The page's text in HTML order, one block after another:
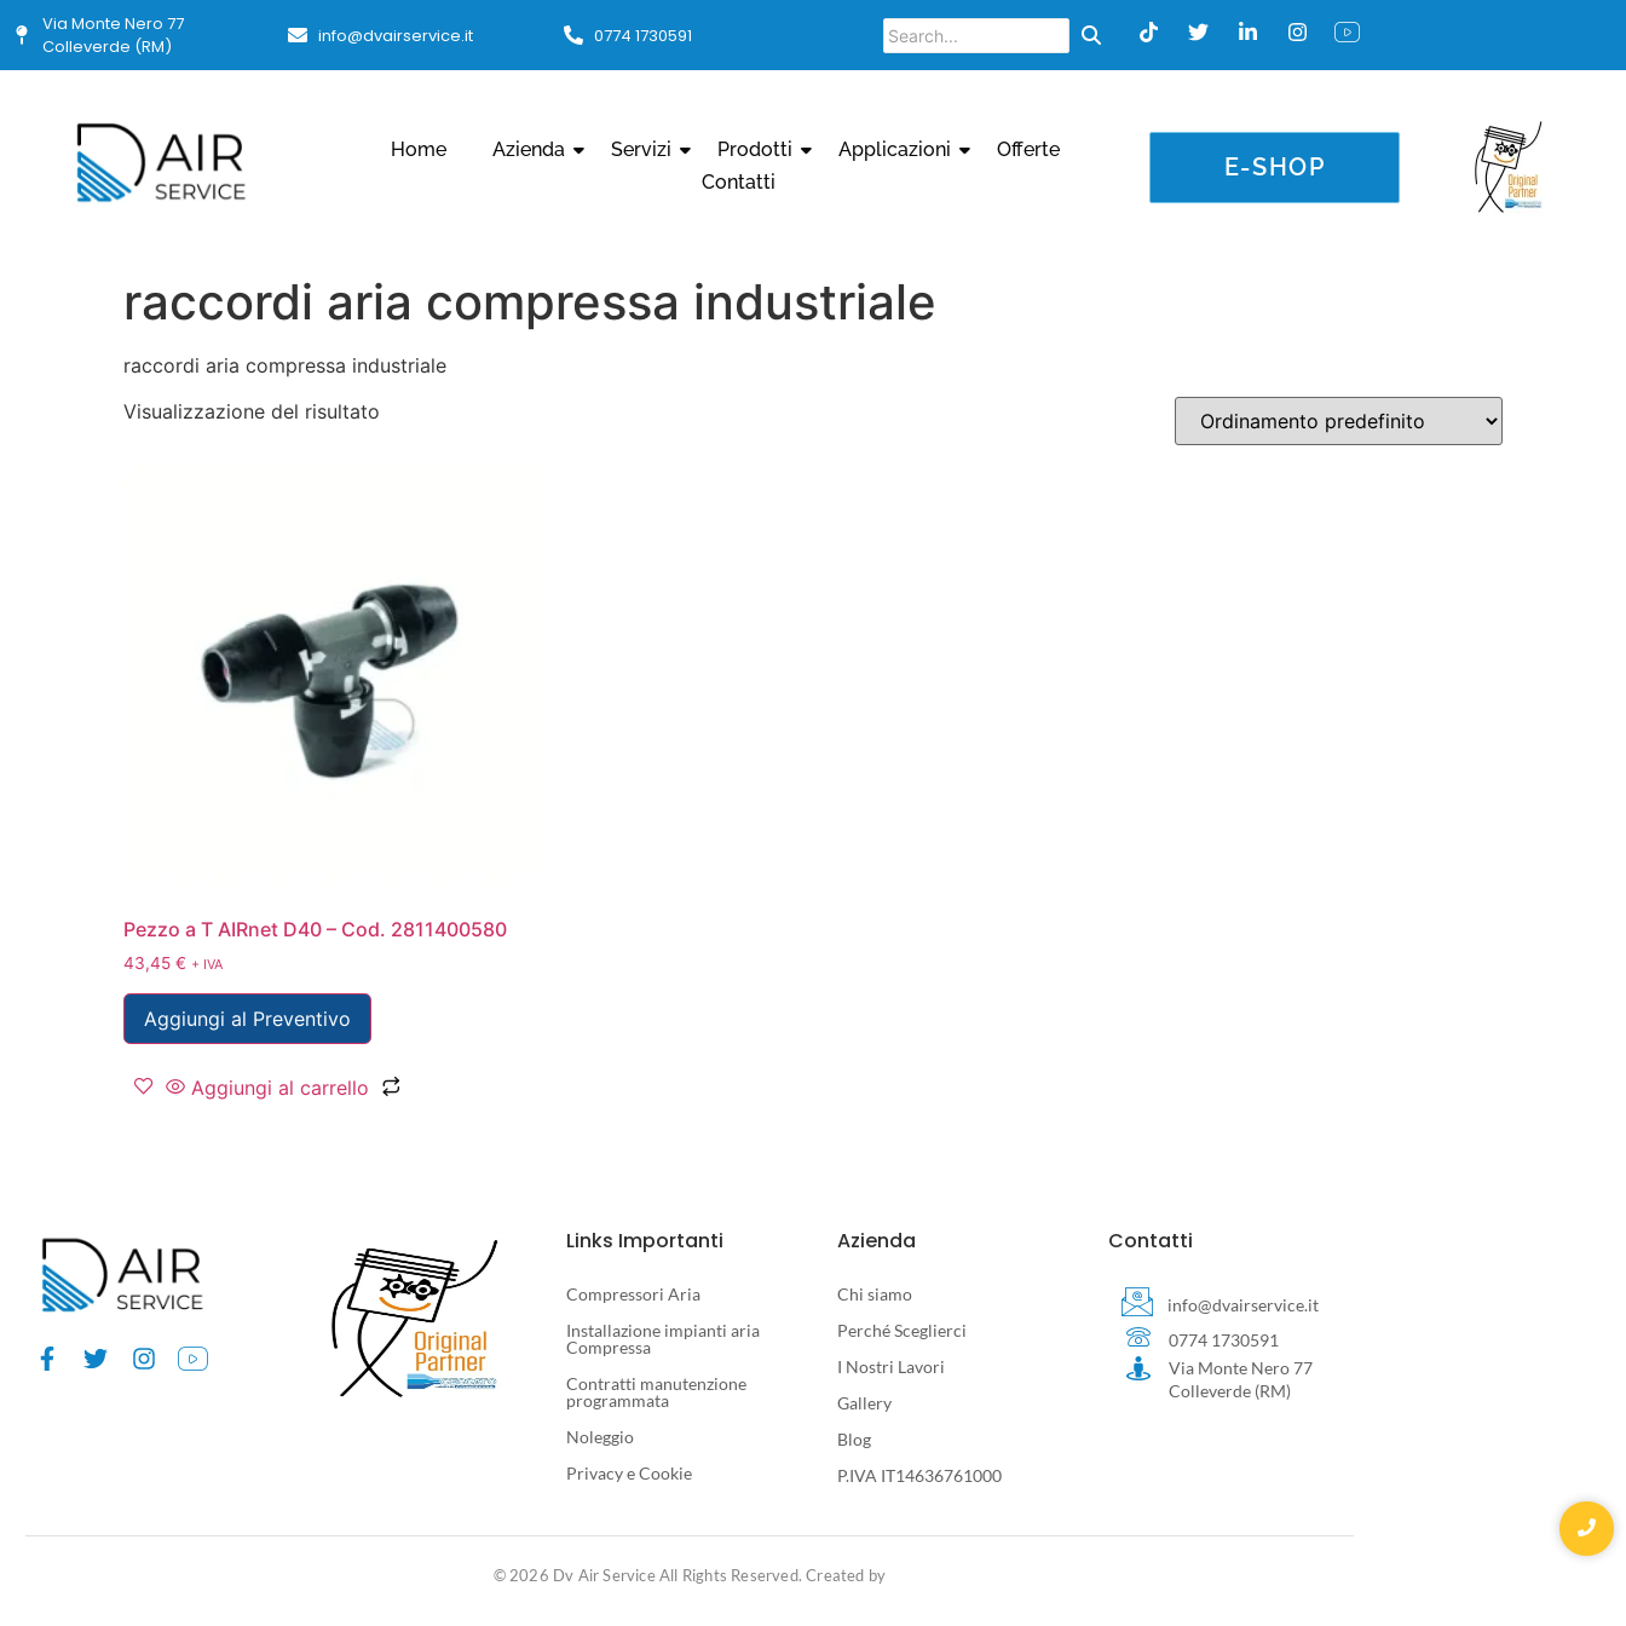
Via Monte Nero 77
Colleverde (RM)
info@dvairservice.it 0774 1730591
Home Azienda Servizi Prodotti Applicazioni
Offerte
Contatti
E-SHOP
raccordi aria compressa industriale
raccordi aria compressa industriale
Visualizzazione del risultato
Pezzo a T AIRnet D40 – Cod. 2811400580
43,45 € + IVA
Aggiungi al Preventivo
Aggiungi al carrello
Links Importanti
Compressori Aria
Installazione impianti aria
Compressa
Contratti manutenzione
programmata
Noleggio
Privacy e Cookie
Azienda
Chi siamo
Perché Sceglierci
I Nostri Lavori
Gallery
Blog
P.IVA IT14636761000
Contatti
info@dvairservice.it
0774 1730591
Via Monte Nero 77
Colleverde (RM)
© 2026 Dv Air Service All Rights Reserved. Created by